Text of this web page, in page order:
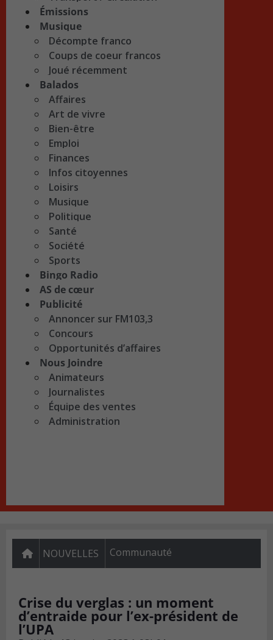
Émissions
Musique
Décompte franco
Coups de coeur francos
Joué récemment
Balados
Affaires
Art de vivre
Bien-être
Emploi
Finances
Infos citoyennes
Loisirs
Musique
Politique
Santé
Société
Sports
Bingo Radio
AS de cœur
Publicité
Annoncer sur FM103,3
Concours
Opportunités d’affaires
Nous Joindre
Animateurs
Journalistes
Équipe des ventes
Administration
NOUVELLES Communauté
Crise du verglas : un moment
d’entraide pour l’ex-président de
l’UPA